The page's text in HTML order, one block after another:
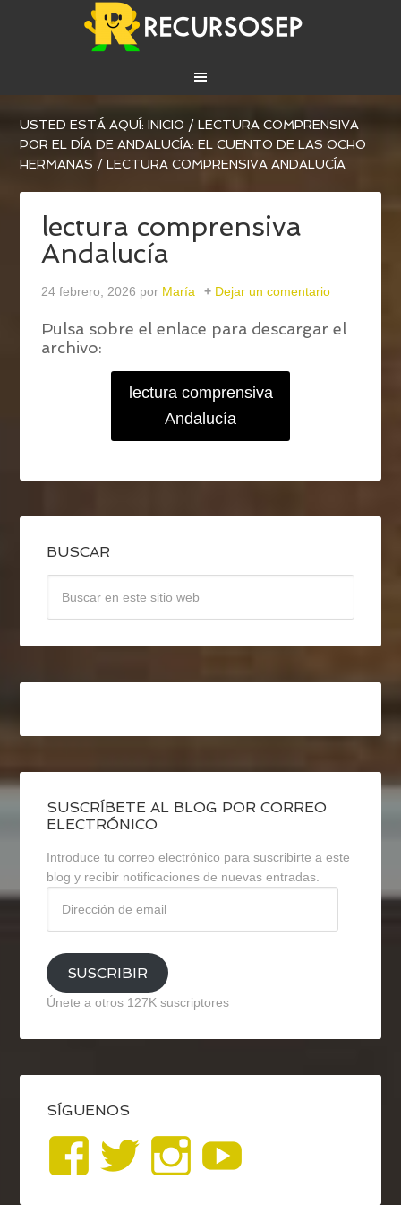
USTED ESTÁ AQUÍ:INICIO / LECTURA COMPRENSIVA
POR EL DÍA DE ANDALUCÍA: EL CUENTO DE LAS OCHO
HERMANAS / LECTURA COMPRENSIVA ANDALUCÍA
lectura comprensiva
Andalucía
24 febrero, 2026 por María Dejar un comentario
Pulsa sobre el enlace para descargar el
archivo:
lectura comprensiva
Andalucía
BUSCAR
SUSCRÍBETE AL BLOG POR CORREO
ELECTRÓNICO
Introduce tu correo electrónico para suscribirte a este
blog y recibir notificaciones de nuevas entradas.
email
SUSCRIBIR
Únete a otros 127K suscriptores
SÍGUENOS
VerVerVer